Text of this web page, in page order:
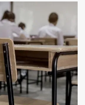
accidente
falleció un